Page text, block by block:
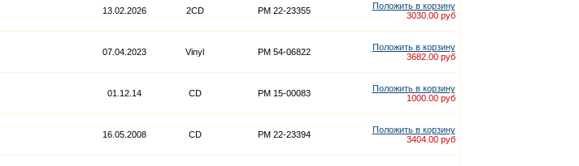
13.02.2026 2CD PM 22-23355
Положить в корзину
3030.00 руб
07.04.2023 Vinyl PM 54-06822
Положить в корзину
3682.00 руб
01.12.14 CD PM 15-00083
Положить в корзину
1000.00 руб
16.05.2008 CD PM 22-23394
Положить в корзину
3404.00 руб